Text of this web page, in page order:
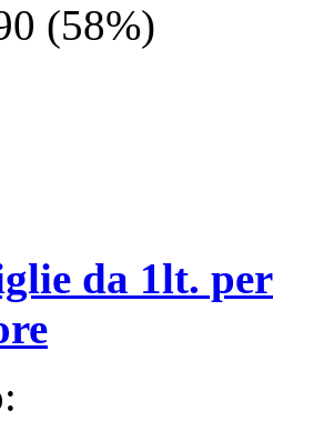
(58%)
da 1lt. per